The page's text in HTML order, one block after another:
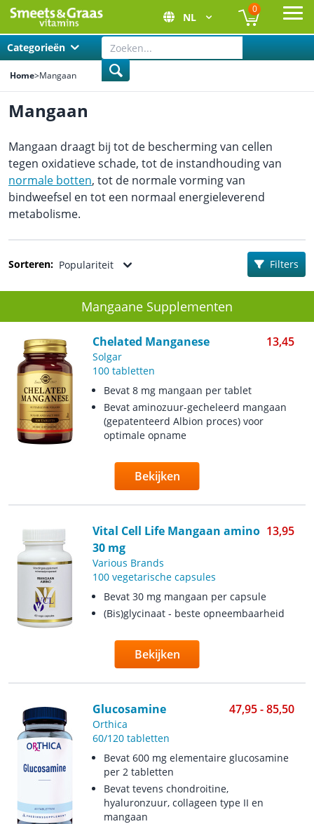
NL
0
Categorieën
Home>Mangaan
Mangaan
Sorteren: Populariteit Filters
Mangaane Supplementen
Chelated Manganese 13,45
Solgar
100 tabletten
Bevat 8 mg mangaan per tablet
Bevat aminozuur-gecheleerd mangaan
(gepatenteerd Albion proces) voor
optimale opname
Bekijken
Vital Cell Life Mangaan amino
30 mg
13,95
Various Brands
100 vegetarische capsules
Bevat 30 mg mangaan per capsule
(Bis)glycinaat - beste opneembaarheid
Bekijken
Glucosamine 47,95 - 85,50
Orthica
60/120 tabletten
Bevat 600 mg elementaire glucosamine
per 2 tabletten
Bevat tevens chondroitine,
hyaluronzuur, collageen type II en
mangaan
Mangaan draagt bij tot de bescherming van cellen
tegen oxidatieve schade, tot de instandhouding van
normale botten, tot de normale vorming van
bindweefsel en tot een normaal energieleverend
metabolisme.